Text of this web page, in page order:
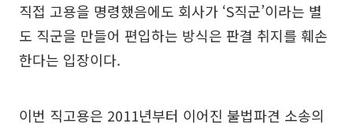
직접 고용을 명령했음에도 회사가 ‘S직군’이라는 별
도 직군을 만들어 편입하는 방식은 판결 취지를 훼손
한다는 입장이다.
이번 직고용은 2011년부터 이어진 불법파견 소송의